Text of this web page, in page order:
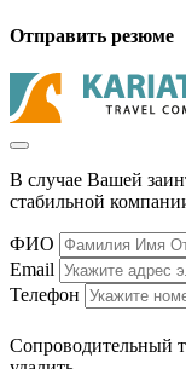
Отправить резюме
В случае Вашей
стабильной
ФИО
Email
Телефон
Сопроводительный